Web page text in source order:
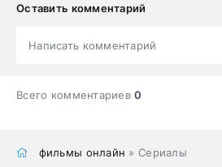
Оставить комментарий
Написать комментарий
Всего комментариев0
фильмы онлайн » Сериалы